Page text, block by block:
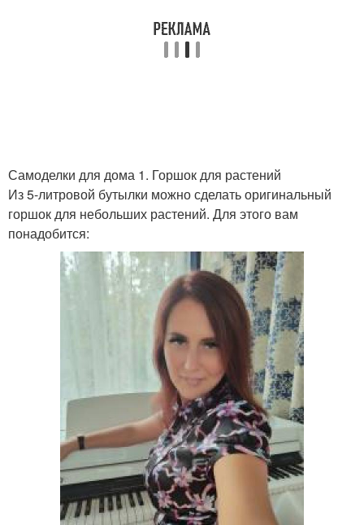
Самоделки для дома 1. Горшок для растений
Из 5-литровой бутылки можно сделать оригинальный
горшок для небольших растений. Для этого вам
понадобится: